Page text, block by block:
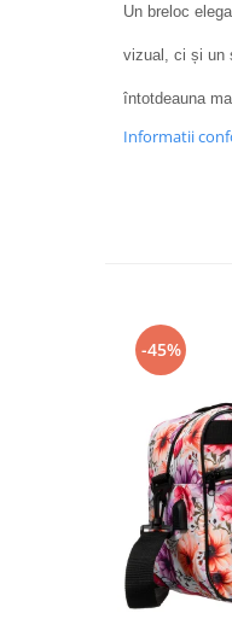
Un breloc
vizual, ci și un
întotdeauna
Informatii
-45%